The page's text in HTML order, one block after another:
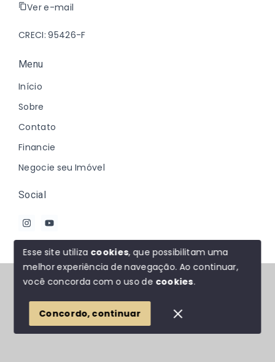
Ver e-mail
CRECI: 95426-F
Menu
Início
Sobre
Contato
Financie
Negocie seu Imóvel
Social
© Copyright 2026 - Johanna Marques - Todos os
SITE PARA IMOBILIARIA
Esse site utiliza cookies, que possibilitam uma
melhor experiência de navegação.Ao continuar,
você concorda com o uso de cookies.
Concordo, continuar